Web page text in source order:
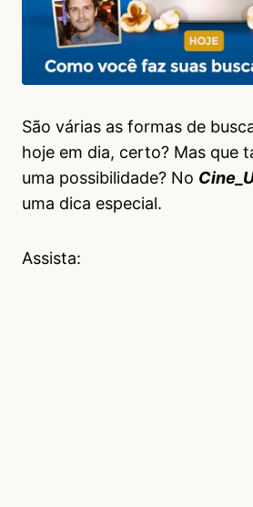
São várias as formas de
hoje em dia, certo? Mas que
uma possibilidade? No
uma dica especial.
Assista: